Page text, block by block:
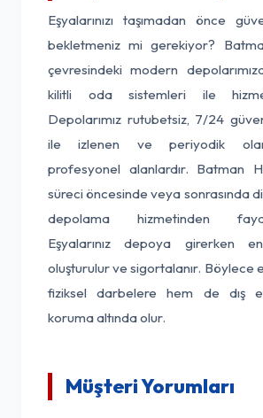
Eşyalarınızı taşımadan önce
bekletmeniz mi gerekiyor?
çevresindeki modern
kilitli oda sistemleri ile
Depolarımız rutubetsiz, 7/24
ile izlenen ve periyodik
profesyonel alanlardır. Batman
süreci öncesinde veya sonrasında
depolama hizmetinden
Eşyalarınız depoya girerken
oluşturulur ve sigortalanır. Böylece
fiziksel darbelere hem de dış
koruma altında olur.
Müşteri Yorumları